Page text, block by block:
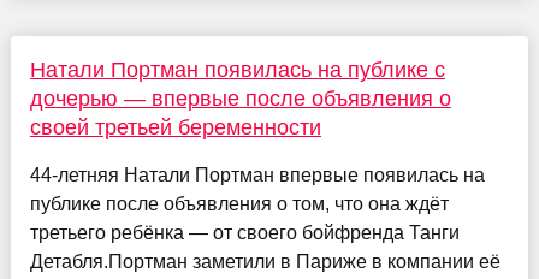
Натали Портман появилась на публике с
дочерью — впервые после объявления о
своей третьей беременности
44-летняя Натали Портман впервые появилась на
публике после объявления о том, что она ждёт
третьего ребёнка — от своего бойфренда Танги
Детабля.Портман заметили в Париже в компании её